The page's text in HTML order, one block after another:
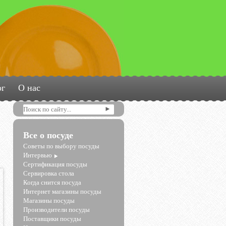
О нас
Все о посуде
Советы по выбору посуды
Интервью
Сертификация посуды
Сервировка стола
Когда снится посуда
Интернет магазины посуды
Магазины посуды
Производители посуды
Поставщики посуды